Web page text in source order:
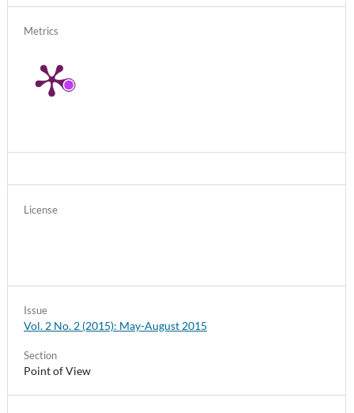
Issue
Vol. 2 No. 2 (2015): May-August 2015
Section
Point of View
License
Metrics